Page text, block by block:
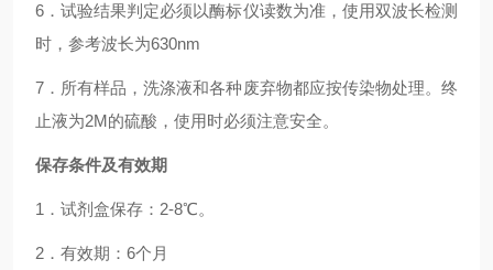
6．试验结果判定必须以酶标仪读数为准，使用双波长检测
时，参考波长为630nm
7．所有样品，洗涤液和各种废弃物都应按传染物处理。终
止液为2M的硫酸，使用时必须注意安全。
保存条件及有效期
1．试剂盒保存：2-8℃。
2．有效期：6个月